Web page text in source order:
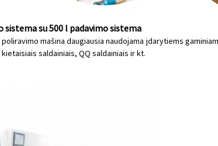
su 500 l padavimo sistema
mašina daugiausia naudojama įdarytiems
saldainiais, QQ saldainiais ir kt.